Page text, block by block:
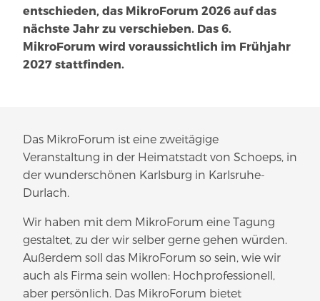
entschieden, das MikroForum 2026 auf das
nächste Jahr zu verschieben. Das 6.
MikroForum wird voraussichtlich im Frühjahr
2027 stattfinden.
Das MikroForum ist eine zweitägige
Veranstaltung in der Heimatstadt von Schoeps, in
der wunderschönen Karlsburg in Karlsruhe-
Durlach.
Wir haben mit dem MikroForum eine Tagung
gestaltet, zu der wir selber gerne gehen würden.
Außerdem soll das MikroForum so sein, wie wir
auch als Firma sein wollen: Hochprofessionell,
aber persönlich. Das MikroForum bietet